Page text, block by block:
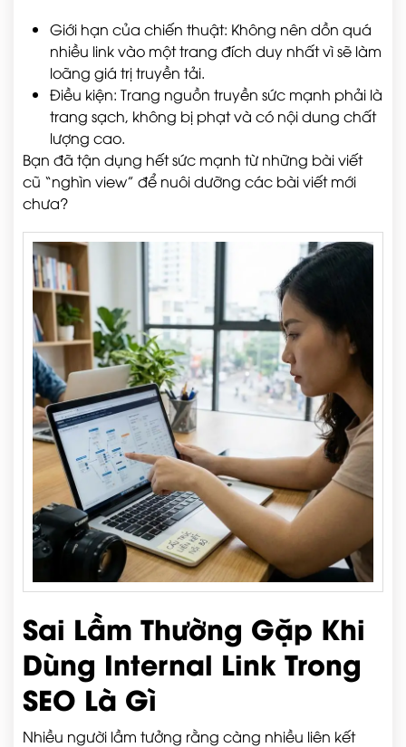
Giới hạn của chiến thuật: Không nên dồn quá
nhiều link vào một trang đích duy nhất vì sẽ làm
loãng giá trị truyền tải.
Điều kiện: Trang nguồn truyền sức mạnh phải là
trang sạch, không bị phạt và có nội dung chất
lượng cao.
Bạn đã tận dụng hết sức mạnh từ những bài viết
cũ “nghìn view” để nuôi dưỡng các bài viết mới
chưa?
Sai Lầm Thường Gặp Khi
Dùng Internal Link Trong
SEO Là Gì
Nhiều người lầm tưởng rằng càng nhiều liên kết